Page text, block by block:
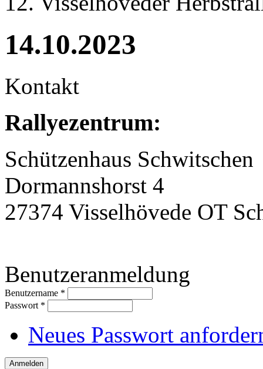
14.10.2023
Kontakt
Rallyezentrum:
Schützenhaus Schwitschen
Dormannshorst 4
27374 Visselhövede OT
Benutzeranmeldung
Benutzername *
Passwort *
Neues Passwort